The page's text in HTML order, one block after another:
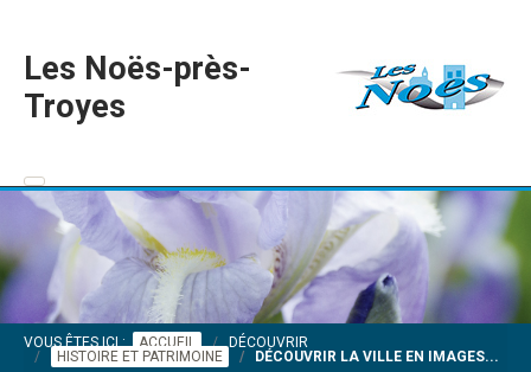
Les Noës-près-
Troyes
VOUS ÊTES ICI : ACCUEIL
DÉCOUVRIR
HISTOIRE ET PATRIMOINE
DÉCOUVRIR LA VILLE EN IMAGES...